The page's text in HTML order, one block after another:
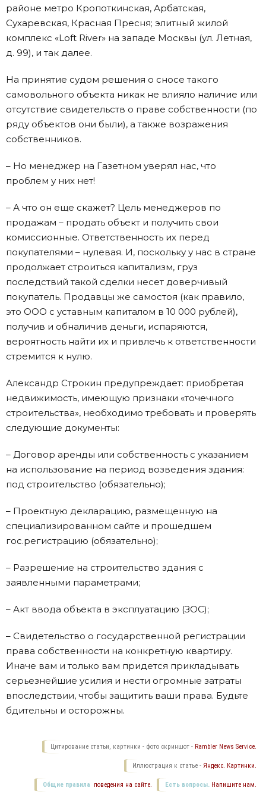
районе метро Кропоткинская, Арбатская,
Сухаревская, Красная Пресня; элитный жилой
комплекс «Loft River» на западе Москвы (ул. Летная,
д. 99), и так далее.
На принятие судом решения о сносе такого
самовольного объекта никак не влияло наличие или
отсутствие свидетельств о праве собственности (по
ряду объектов они были), а также возражения
собственников.
– Но менеджер на Газетном уверял нас, что
проблем у них нет!
– А что он еще скажет? Цель менеджеров по
продажам – продать объект и получить свои
комиссионные. Ответственность их перед
покупателями – нулевая. И, поскольку у нас в стране
продолжает строиться капитализм, груз
последствий такой сделки несет доверчивый
покупатель. Продавцы же самостоя (как правило,
это ООО с уставным капиталом в 10 000 рублей),
получив и обналичив деньги, испаряются,
вероятность найти их и привлечь к ответственности
стремится к нулю.
Александр Строкин предупреждает: приобретая
недвижимость, имеющую признаки «точечного
строительства», необходимо требовать и проверять
следующие документы:
– Договор аренды или собственность с указанием
на использование на период возведения здания:
под строительство (обязательно);
– Проектную декларацию, размещенную на
специализированном сайте и прошедшем
гос.регистрацию (обязательно);
– Разрешение на строительство здания с
заявленными параметрами;
– Акт ввода объекта в эксплуатацию (ЗОС);
– Свидетельство о государственной регистрации
права собственности на конкретную квартиру.
Иначе вам и только вам придется прикладывать
серьезнейшие усилия и нести огромные затраты
впоследствии, чтобы защитить ваши права. Будьте
бдительны и осторожны.
Цитирование статьи, картинки - фото скриншот - Rambler News Service.
Иллюстрация к статье - Яндекс. Картинки.
Есть вопросы. Напишите нам.
Общие правила поведения на сайте.